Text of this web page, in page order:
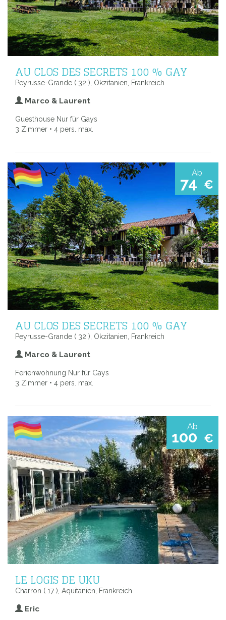
AU CLOS DES SECRETS 100 % GAY
Peyrusse-Grande ( 32 ), Okzitanien, Frankreich
Marco & Laurent
Guesthouse Nur für Gays
3 Zimmer • 4 pers. max.
Ab
74 €
AU CLOS DES SECRETS 100 % GAY
Peyrusse-Grande ( 32 ), Okzitanien, Frankreich
Marco & Laurent
Ferienwohnung Nur für Gays
3 Zimmer • 4 pers. max.
Ab
100 €
LE LOGIS DE UKU
Charron ( 17 ), Aquitanien, Frankreich
Eric